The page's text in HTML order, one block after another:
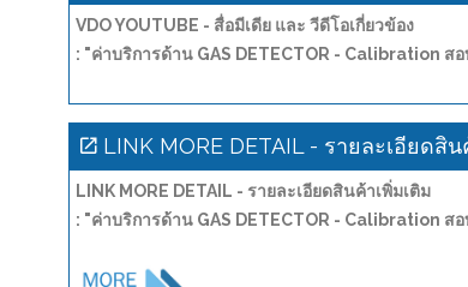
VDO YOUTUBE - สื่อมีเดีย และ วีดีโอเกี่ยวข้อง
: "ค่าบริการด้าน GAS DETECTOR - Calibration สอ
LINK MORE DETAIL - รายละเอียดสิน
LINK MORE DETAIL - รายละเอียดสินค้าเพิ่มเติม
: "ค่าบริการด้าน GAS DETECTOR - Calibration สอ